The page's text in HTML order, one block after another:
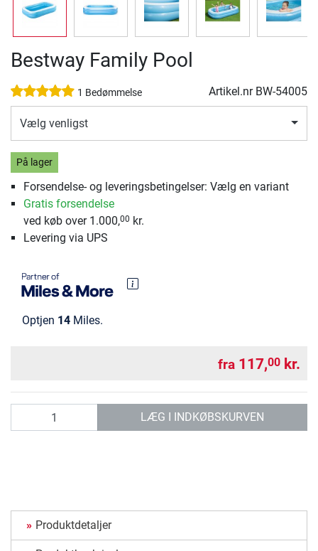
Bestway Family Pool
1 Bedømmelse Artikel.nr BW-54005
Vælg venligst
På lager
Forsendelse- og leveringsbetingelser: Vælg en variant
Gratis forsendelse
ved køb over 1.000,00 kr.
Levering via UPS
Optjen 14 Miles.
fra 117,00 kr.
LÆG I INDKØBSKURVEN
Produktdetaljer